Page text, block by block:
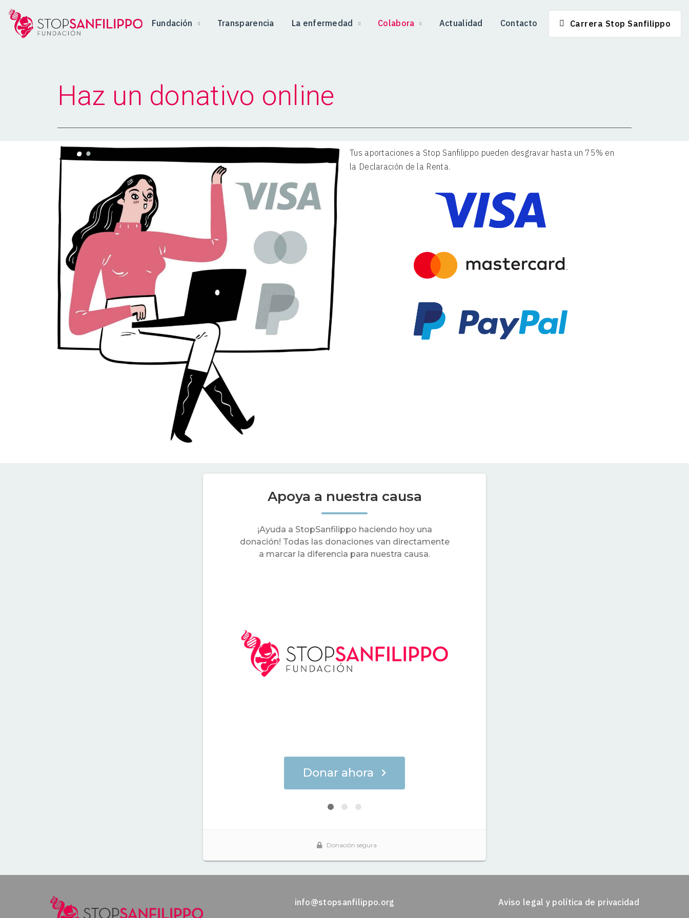
Fundación Transparencia La enfermedad Colabora Actualidad Contacto Carrera Stop Sanfilippo
Haz un donativo online
Tus aportaciones a Stop Sanfilippo pueden desgravar hasta un 75% en
la Declaración de la Renta.
info@stopsanfilippo.org
Aviso legal y política de privacidad